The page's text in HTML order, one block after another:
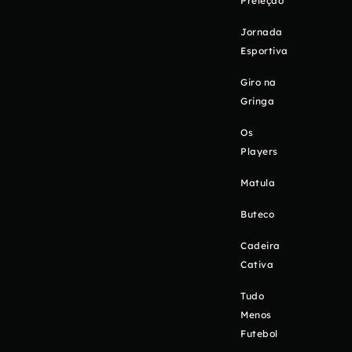
Jornada
Esportiva
Giro na
Gringa
Os
Players
Matula
Buteco
Cadeira
Cativa
Tudo
Menos
Futebol